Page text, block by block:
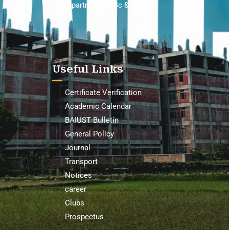
Department of Sc & Hum
Useful Links
Certificate Verification
Academic Calendar
BAIUST Bulletin
General Policy
Journal
Transport
Notices
career
Clubs
Prospectus